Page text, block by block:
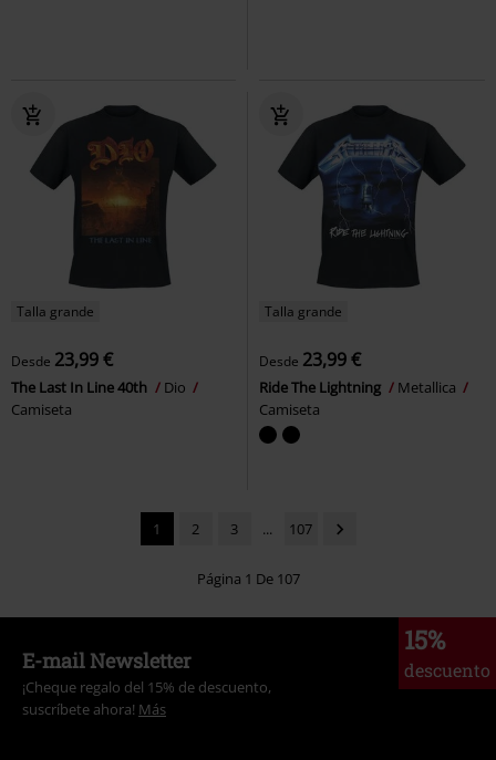
Talla grande
Desde 23,99 €
The Last In Line 40th
Dio
Camiseta
Talla grande
Desde 23,99 €
Ride The Lightning
Metallica
Camiseta
1 2 3 ... 107
Página 1 De 107
15%
descuento
E-mail Newsletter
¡Cheque regalo del 15% de descuento,
suscríbete ahora! Más